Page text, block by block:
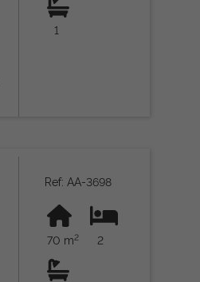
1
Ref: AA-3698
70 m2 2